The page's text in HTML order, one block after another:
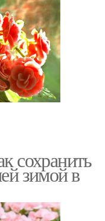
сохранить
зимой в